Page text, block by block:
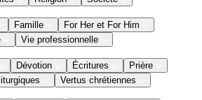
Famille
For Her et For Him
Vie professionnelle
Dévotion Écritures
Prière
Vertus chrétiennes